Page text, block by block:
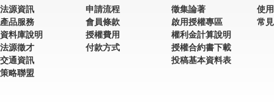
法源資訊
產品服務
資料庫說明
法源徵才
交通資訊
策略聯盟
申請流程
會員條款
授權費用
付款方式
徵集論著
啟用授權專區
權利金計算說明
授權合約書下載
投稿基本資料表
使
常